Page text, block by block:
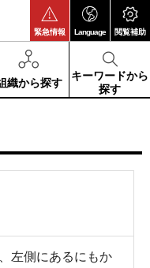
緊急情報 Language 閲覧補助
織から探す
キーワードから
探す
左側にあるにもか